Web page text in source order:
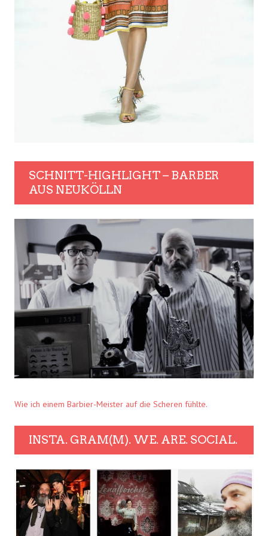
SCHNITT-HIGHLIGHT – BARBER
AUS NEUKÖLLN
Wie ich einem Barbier-Meister auf die Scheren fühlte.
INSTA. GRAM(M). WE. ARE. SOCIAL.